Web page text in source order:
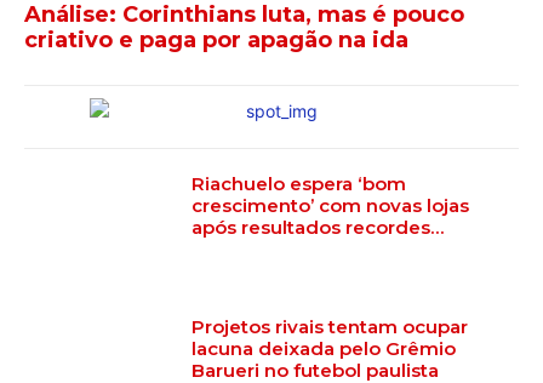
Análise: Corinthians luta, mas é pouco
criativo e paga por apagão na ida
Riachuelo espera ‘bom
crescimento’ com novas lojas
após resultados recordes…
Projetos rivais tentam ocupar
lacuna deixada pelo Grêmio
Barueri no futebol paulista